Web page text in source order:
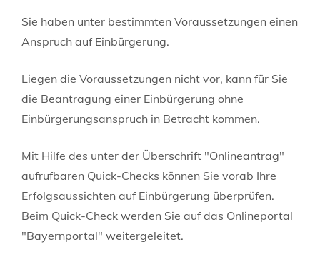
Sie haben unter bestimmten Voraussetzungen einen
Anspruch auf Einbürgerung.
Liegen die Voraussetzungen nicht vor, kann für Sie
die Beantragung einer Einbürgerung ohne
Einbürgerungsanspruch in Betracht kommen.
Mit Hilfe des unter der Überschrift "Onlineantrag"
aufrufbaren Quick-Checks können Sie vorab Ihre
Erfolgsaussichten auf Einbürgerung überprüfen.
Beim Quick-Check werden Sie auf das Onlineportal
"Bayernportal" weitergeleitet.